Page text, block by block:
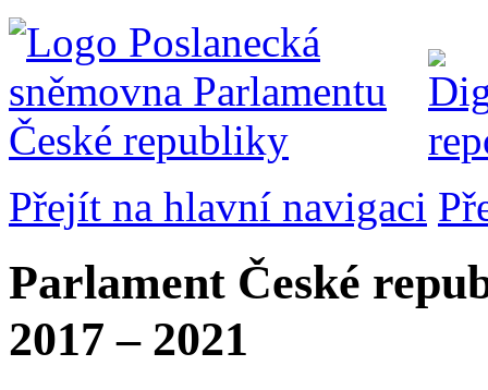
Přejít na hlavní navigaci
Parlament České
2017 – 2021